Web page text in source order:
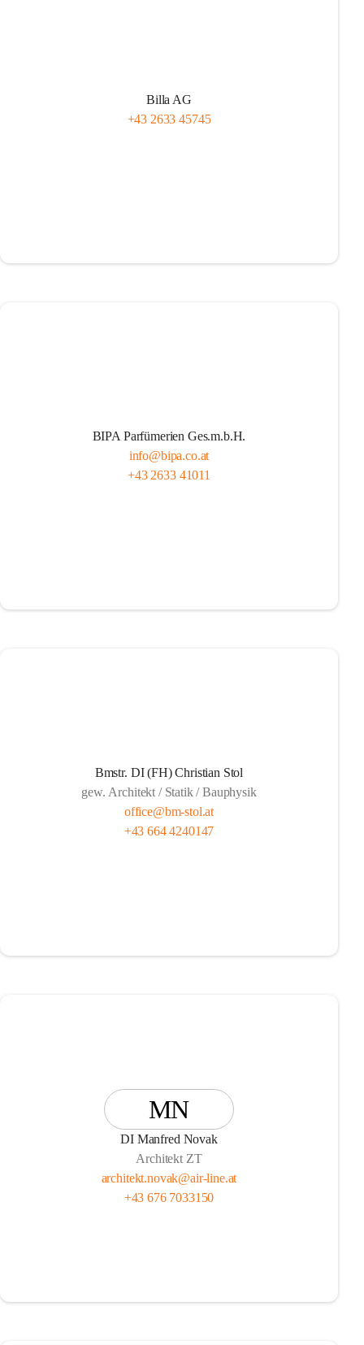
Billa AG
+43 2633 45745
BIPA Parfümerien Ges.m.b.H.
info@bipa.co.at
+43 2633 41011
Bmstr. DI (FH) Christian Stol
gew. Architekt / Statik / Bauphysik
office@bm-stol.at
+43 664 4240147
MN
DI Manfred Novak
Architekt ZT
architekt.novak@air-line.at
+43 676 7033150